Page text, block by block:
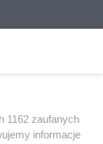
Informacyjny Miasta
1162 zaufanych
informacje